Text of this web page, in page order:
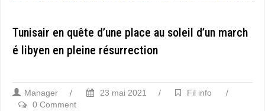
Tunisair en quête d’une place au soleil d’un march
é libyen en pleine résurrection
Manager / 23 mai 2021 / Fil info
/
0 Comment